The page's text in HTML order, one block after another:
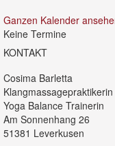
Ganzen Kalender
Keine Termine
KONTAKT
Cosima Barletta
Yoga Balance Trainerin
Am Sonnenhang 26
51381 Leverkusen